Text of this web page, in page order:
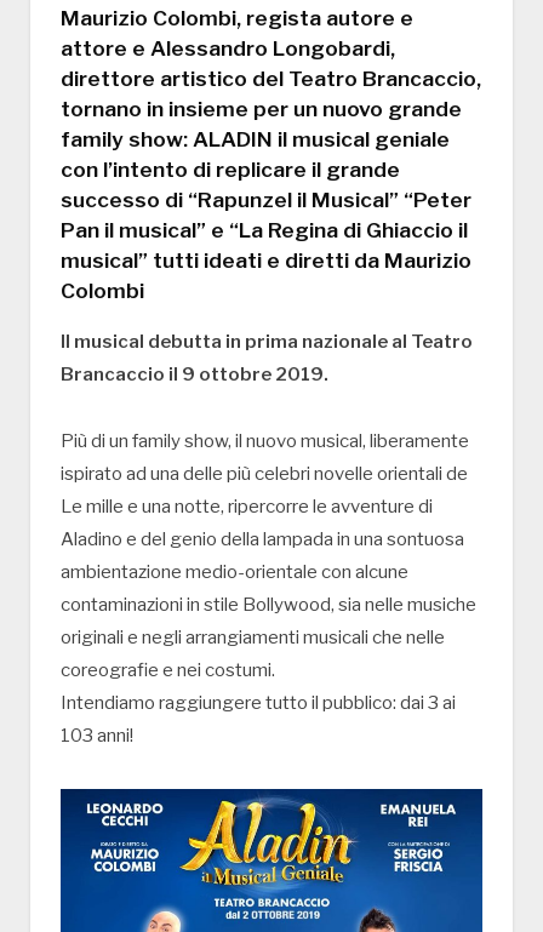
Maurizio Colombi, regista autore e
attore e Alessandro Longobardi,
direttore artistico del Teatro Brancaccio,
tornano in insieme per un nuovo grande
family show: ALADIN il musical geniale
con l’intento di replicare il grande
successo di “Rapunzel il Musical” “Peter
Pan il musical” e “La Regina di Ghiaccio il
musical” tutti ideati e diretti da Maurizio
Colombi
Il musical debutta in prima nazionale al Teatro
Brancaccio il 9 ottobre 2019.
Più di un family show, il nuovo musical, liberamente
ispirato ad una delle più celebri novelle orientali de
Le mille e una notte, ripercorre le avventure di
Aladino e del genio della lampada in una sontuosa
ambientazione medio-orientale con alcune
contaminazioni in stile Bollywood, sia nelle musiche
originali e negli arrangiamenti musicali che nelle
coreografie e nei costumi.
Intendiamo raggiungere tutto il pubblico: dai 3 ai
103 anni!